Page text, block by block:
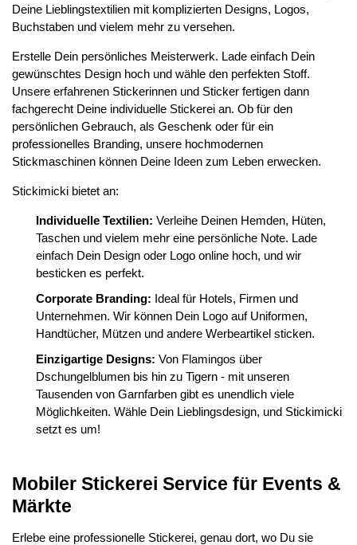
Deine Lieblingstextilien mit komplizierten Designs, Logos,
Buchstaben und vielem mehr zu versehen.
Erstelle Dein persönliches Meisterwerk. Lade einfach Dein
gewünschtes Design hoch und wähle den perfekten Stoff.
Unsere erfahrenen Stickerinnen und Sticker fertigen dann
fachgerecht Deine individuelle Stickerei an. Ob für den
persönlichen Gebrauch, als Geschenk oder für ein
professionelles Branding, unsere hochmodernen
Stickmaschinen können Deine Ideen zum Leben erwecken.
Stickimicki bietet an:
Individuelle Textilien: Verleihe Deinen Hemden, Hüten,
Taschen und vielem mehr eine persönliche Note. Lade
einfach Dein Design oder Logo online hoch, und wir
besticken es perfekt.
Corporate Branding: Ideal für Hotels, Firmen und
Unternehmen. Wir können Dein Logo auf Uniformen,
Handtücher, Mützen und andere Werbeartikel sticken.
Einzigartige Designs: Von Flamingos über
Dschungelblumen bis hin zu Tigern - mit unseren
Tausenden von Garnfarben gibt es unendlich viele
Möglichkeiten. Wähle Dein Lieblingsdesign, und Stickimicki
setzt es um!
Mobiler Stickerei Service für Events &
Märkte
Erlebe eine professionelle Stickerei, genau dort, wo Du sie